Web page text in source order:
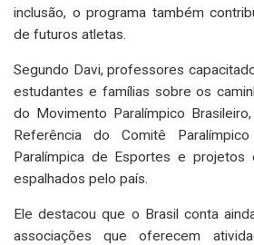
inclusão, o programa também
de futuros atletas.
Segundo Davi, professores
estudantes e famílias sobre os
do Movimento Paralímpico
Referência do Comitê
Paralímpica de Esportes e projetos
espalhados pelo país.
Ele destacou que o Brasil conta
associações que oferecem